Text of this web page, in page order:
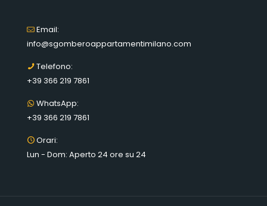
Email:
info@sgomberoappartamentimilano.com
Telefono:
+39 366 219 7861
WhatsApp:
+39 366 219 7861
Orari:
Lun - Dom: Aperto 24 ore su 24